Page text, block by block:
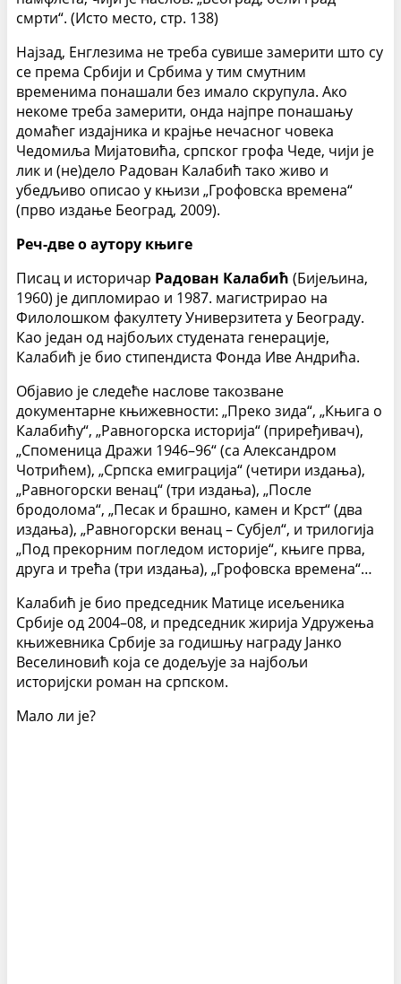
смрти“. (Исто место, стр. 138)
Најзад, Енглезима не треба сувише замерити што су
се према Србији и Србима у тим смутним
временима понашали без имало скрупула. Ако
некоме треба замерити, онда најпре понашању
домаћег издајника и крајње нечасног човека
Чедомиља Мијатовића, српског грофа Чеде, чији је
лик и (не)дело Радован Калабић тако живо и
убедљиво описао у књизи „Грофовска времена“
(прво издање Београд, 2009).
Реч-две о аутору књиге
Писац и историчар Радован Калабић (Бијељина,
1960) је дипломирао и 1987. магистрирао на
Филолошком факултету Универзитета у Београду.
Као један од најбољих студената генерације,
Калабић је био стипендиста Фонда Иве Андрића.
Објавио је следеће наслове такозване
документарне књижевности: „Преко зида“, „Књига о
Калабићу“, „Равногорска историја“ (приређивач),
„Споменица Дражи 1946–96“ (са Александром
Чотрићем), „Српска емиграција“ (четири издања),
„Равногорски венац“ (три издања), „После
бродолома“, „Песак и брашно, камен и Крст“ (два
издања), „Равногорски венац – Субјел“, и трилогија
„Под прекорним погледом историје“, књиге прва,
друга и трећа (три издања), „Грофовска времена“…
Калабић је био председник Матице исељеника
Србије од 2004–08, и председник жирија Удружења
књижевника Србије за годишњу награду Јанко
Веселиновић која се додељује за најбољи
историјски роман на српском.
Мало ли је?